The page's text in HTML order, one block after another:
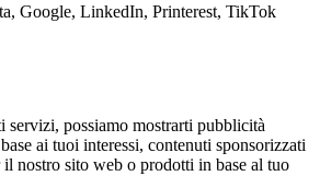
Google, LinkedIn, Printerest, TikTok
servizi, possiamo mostrarti pubblicità
ai tuoi interessi, contenuti sponsorizzati
nostro sito web o prodotti in base al tuo